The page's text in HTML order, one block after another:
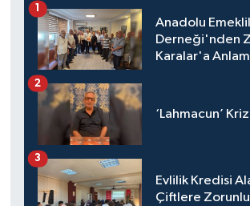
Anadolu
Derneği'nden
Karalar'a
1
‘Lahmacun’
2
Evlilik Kredisi
Çiftlere
3